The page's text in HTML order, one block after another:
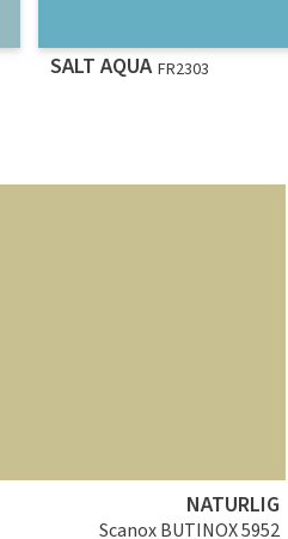
SALT AQUA FR2303
NATURLIG
Scanox BUTINOX 5952